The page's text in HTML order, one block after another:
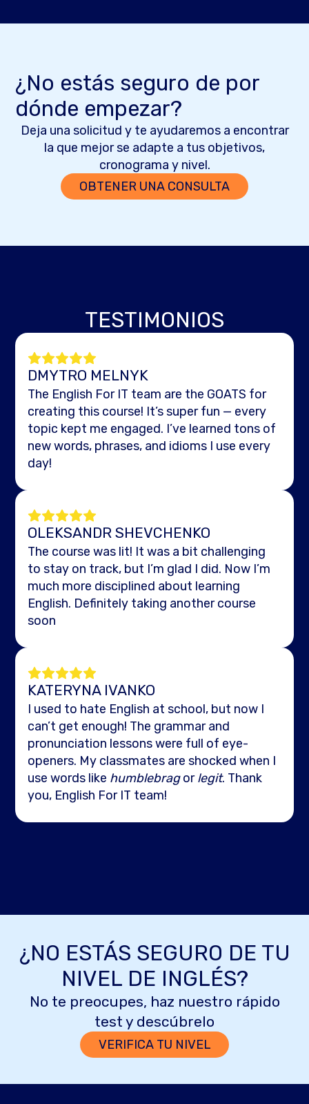
¿No estás seguro de por
dónde empezar?
Deja una solicitud y te ayudaremos a encontrar
la que mejor se adapte a tus objetivos,
cronograma y nivel.
OBTENER UNA CONSULTA
TESTIMONIOS
DMYTRO MELNYK
The English For IT team are the GOATS for
creating this course! It’s super fun — every
topic kept me engaged. I’ve learned tons of
new words, phrases, and idioms I use every
day!
OLEKSANDR SHEVCHENKO
The course was lit! It was a bit challenging
to stay on track, but I’m glad I did. Now I’m
much more disciplined about learning
English. Definitely taking another course
soon
KATERYNA IVANKO
I used to hate English at school, but now I
can’t get enough! The grammar and
pronunciation lessons were full of eye-
openers. My classmates are shocked when I
use words like humblebragorlegit. Thank
you, English For IT team!
¿NO ESTÁS SEGURO DE TU
NIVEL DE INGLÉS?
No te preocupes, haz nuestro rápido
test y descúbrelo
VERIFICA TU NIVEL